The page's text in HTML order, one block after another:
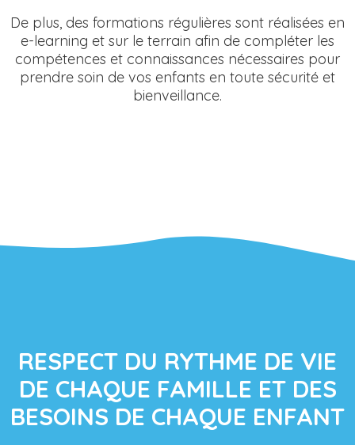
De plus, des formations régulières sont réalisées en
e-learning et sur le terrain afin de compléter les
compétences et connaissances nécessaires pour
prendre soin de vos enfants en toute sécurité et
bienveillance.
RESPECT DU RYTHME DE VIE
DE CHAQUE FAMILLE ET DES
BESOINS DE CHAQUE ENFANT